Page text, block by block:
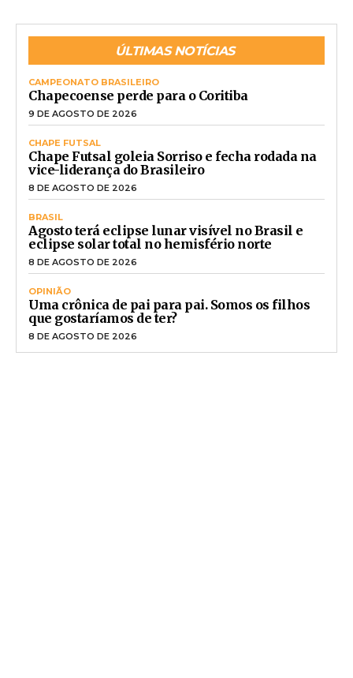
ÚLTIMAS NOTÍCIAS
CAMPEONATO BRASILEIRO
Chapecoense perde para o Coritiba
9 DE AGOSTO DE 2026
CHAPE FUTSAL
Chape Futsal goleia Sorriso e fecha rodada na
vice-liderança do Brasileiro
8 DE AGOSTO DE 2026
BRASIL
Agosto terá eclipse lunar visível no Brasil e
eclipse solar total no hemisfério norte
8 DE AGOSTO DE 2026
OPINIÃO
Uma crônica de pai para pai. Somos os filhos
que gostaríamos de ter?
8 DE AGOSTO DE 2026